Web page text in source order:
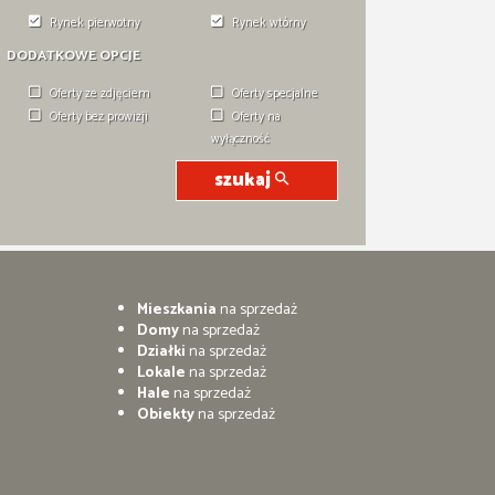
Rynek pierwotny Rynek wtórny
DODATKOWE OPCJE
Oferty ze zdjęciem
Oferty specjalne
Oferty bez prowizji
Oferty na
wyłączność
szukaj
Mieszkania na sprzedaż
Domyna sprzedaż
Działki na sprzedaż
Lokale na sprzedaż
Hale na sprzedaż
Obiektyna sprzedaż